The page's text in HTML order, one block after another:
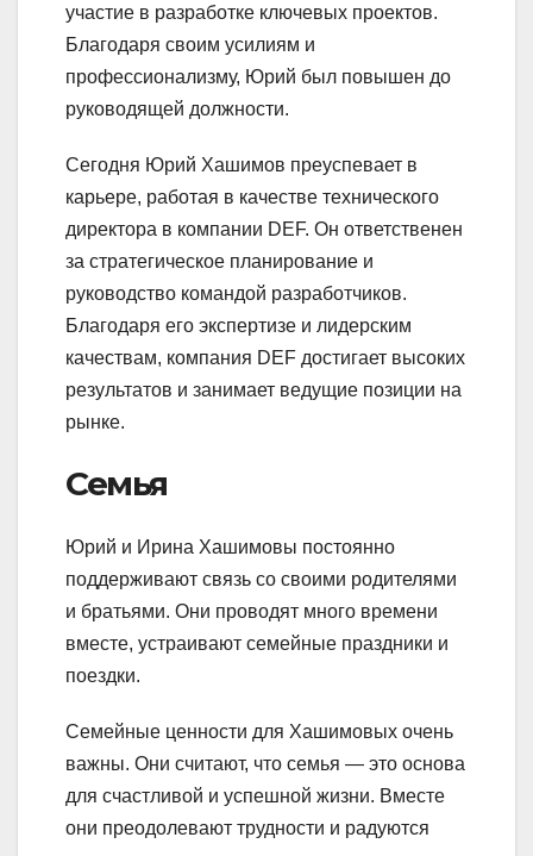
участие в разработке ключевых проектов.
Благодаря своим усилиям и
профессионализму, Юрий был повышен до
руководящей должности.
Сегодня Юрий Хашимов преуспевает в
карьере, работая в качестве технического
директора в компании DEF. Он ответственен
за стратегическое планирование и
руководство командой разработчиков.
Благодаря его экспертизе и лидерским
качествам, компания DEF достигает высоких
результатов и занимает ведущие позиции на
рынке.
Семья
Юрий и Ирина Хашимовы постоянно
поддерживают связь со своими родителями
и братьями. Они проводят много времени
вместе, устраивают семейные праздники и
поездки.
Семейные ценности для Хашимовых очень
важны. Они считают, что семья — это основа
для счастливой и успешной жизни. Вместе
они преодолевают трудности и радуются